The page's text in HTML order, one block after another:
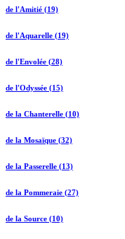
de l'Amitié (19)
de l'Aquarelle (19)
de l'Envolée (28)
de l'Odyssée (15)
de la Chanterelle (10)
de la Mosaïque (32)
de la Passerelle (13)
de la Pommeraie (27)
de la Source (10)